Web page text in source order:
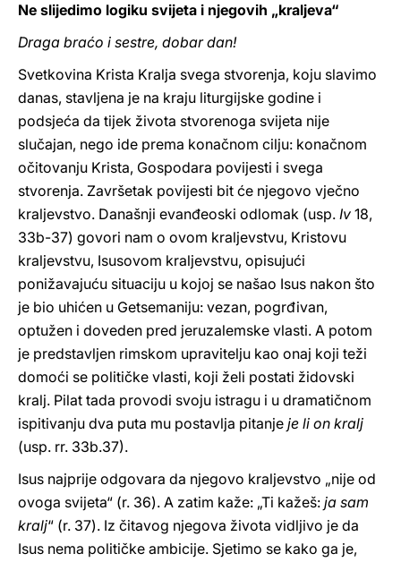
Ne slijedimo logiku svijeta i njegovih „kraljeva“
Draga braćo i sestre, dobar dan!
Svetkovina Krista Kralja svega stvorenja, koju slavimo
danas, stavljena je na kraju liturgijske godine i
podsjeća da tijek života stvorenoga svijeta nije
slučajan, nego ide prema konačnom cilju: konačnom
očitovanju Krista, Gospodara povijesti i svega
stvorenja. Završetak povijesti bit će njegovo vječno
kraljevstvo. Današnji evanđeoski odlomak (usp. Iv 18,
33b-37) govori nam o ovom kraljevstvu, Kristovu
kraljevstvu, Isusovom kraljevstvu, opisujući
ponižavajuću situaciju u kojoj se našao Isus nakon što
je bio uhićen u Getsemaniju: vezan, pogrđivan,
optužen i doveden pred jeruzalemske vlasti. A potom
je predstavljen rimskom upravitelju kao onaj koji teži
domoći se političke vlasti, koji želi postati židovski
kralj. Pilat tada provodi svoju istragu i u dramatičnom
ispitivanju dva puta mu postavlja pitanje je li on kralj
(usp. rr. 33b.37).
Isus najprije odgovara da njegovo kraljevstvo „nije od
ovoga svijeta“ (r. 36). A zatim kaže: „Ti kažeš: ja sam
kralj“ (r. 37). Iz čitavog njegova života vidljivo je da
Isus nema političke ambicije. Sjetimo se kako ga je,